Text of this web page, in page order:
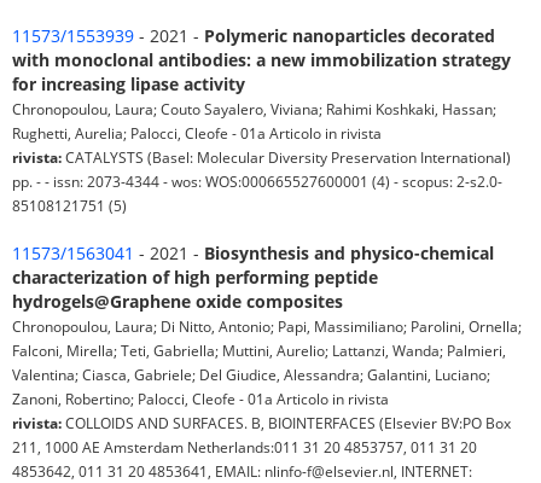
11573/1553939 - 2021 - Polymeric nanoparticles decorated
with monoclonal antibodies: a new immobilization strategy
for increasing lipase activity
Chronopoulou, Laura; Couto Sayalero, Viviana; Rahimi Koshkaki, Hassan;
Rughetti, Aurelia; Palocci, Cleofe - 01a Articolo in rivista
rivista:CATALYSTS (Basel: Molecular Diversity Preservation International)
pp. - - issn: 2073-4344 - wos: WOS:000665527600001 (4) - scopus: 2-s2.0-
85108121751 (5)
11573/1563041 - 2021 - Biosynthesis and physico-chemical
characterization of high performing peptide
hydrogels@Graphene oxide composites
Chronopoulou, Laura; Di Nitto, Antonio; Papi, Massimiliano; Parolini, Ornella;
Falconi, Mirella; Teti, Gabriella; Muttini, Aurelio; Lattanzi, Wanda; Palmieri,
Valentina; Ciasca, Gabriele; Del Giudice, Alessandra; Galantini, Luciano;
Zanoni, Robertino; Palocci, Cleofe - 01a Articolo in rivista
rivista:COLLOIDS AND SURFACES. B, BIOINTERFACES (Elsevier BV:PO Box
211, 1000 AE Amsterdam Netherlands:011 31 20 4853757, 011 31 20
4853642, 011 31 20 4853641, EMAIL: nlinfo-f@elsevier.nl, INTERNET: